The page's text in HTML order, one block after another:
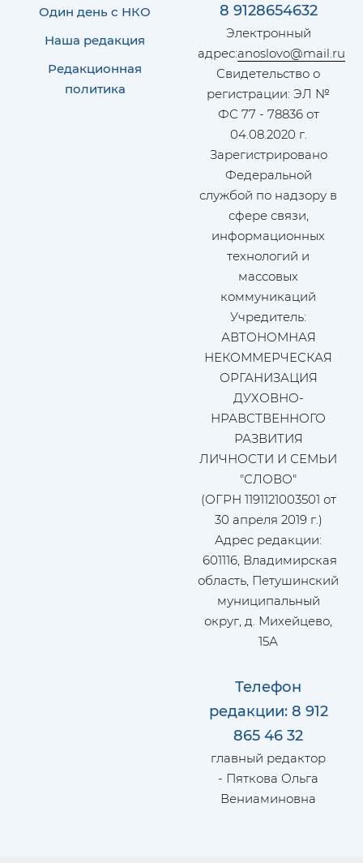
Один день с НКО
Наша редакция
Редакционная
политика
8 9128654632
Электронный
адрес:anoslovo@mail.ru
Свидетельство о
регистрации: ЭЛ №
ФС 77 - 78836 от
04.08.2020 г.
Зарегистрировано
Федеральной
службой по надзору в
сфере связи,
информационных
технологий и
массовых
коммуникаций
Учредитель:
АВТОНОМНАЯ
НЕКОММЕРЧЕСКАЯ
ОРГАНИЗАЦИЯ
ДУХОВНО-
НРАВСТВЕННОГО
РАЗВИТИЯ
ЛИЧНОСТИ И СЕМЬИ
"СЛОВО"
(ОГРН 1191121003501 от
30 апреля 2019 г.)
Адрес редакции:
601116, Владимирская
область, Петушинский
муниципальный
округ, д. Михейцево,
15А
Телефон
редакции: 8 912
865 46 32
главный редактор
- Пяткова Ольга
Вениаминовна